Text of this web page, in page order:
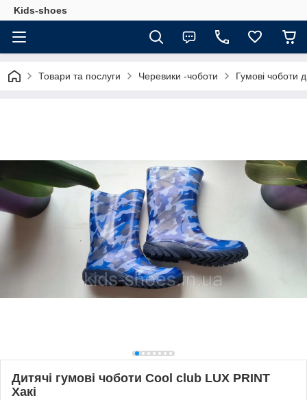
Kids-shoes
Товари та послуги Черевики -чоботи Гумові чоботи
Дитячі гумові чоботи Cool club LUX PRINT
Хакі